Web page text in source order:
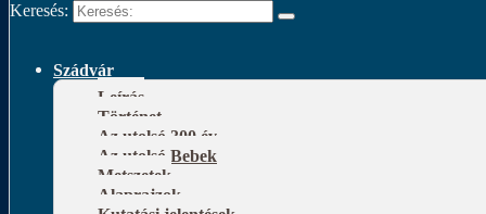
Keresés:
Szádvár
Leírás
Történet
Az utolsó 300 év
Az utolsó Bebek
Metszetek
Alaprajzok